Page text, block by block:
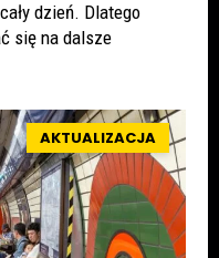
dzień. Dlatego
się na dalsze
AKTUALIZACJA